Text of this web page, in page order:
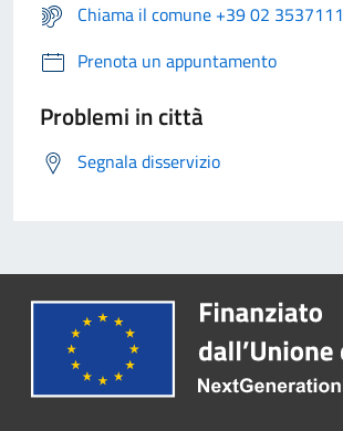
Chiama il comune +39 02 3537111
Prenota un appuntamento
Problemi in città
Segnala disservizio